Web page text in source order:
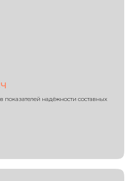
показателей надёжности составных